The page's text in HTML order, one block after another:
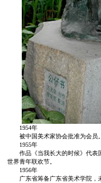
1954年
被中国美术家协会批准为会员。
1955年
作品《当我长大的时候》代表
世界青年联欢节。
1956年
广东省筹备广东省美术学院，